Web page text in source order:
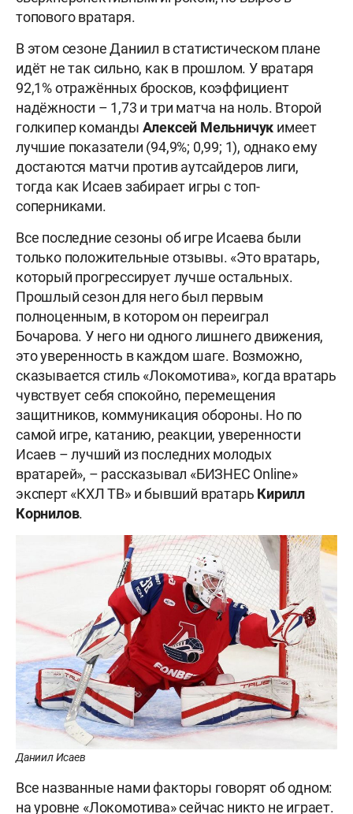
топового вратаря.
В этом сезоне Даниил в статистическом плане
идёт не так сильно, как в прошлом. У вратаря
92,1% отражённых бросков, коэффициент
надёжности – 1,73 и три матча на ноль. Второй
голкипер команды Алексей Мельничук имеет
лучшие показатели (94,9%; 0,99; 1), однако ему
достаются матчи против аутсайдеров лиги,
тогда как Исаев забирает игры с топ-
соперниками.
Все последние сезоны об игре Исаева были
только положительные отзывы. «Это вратарь,
который прогрессирует лучше остальных.
Прошлый сезон для него был первым
полноценным, в котором он переиграл
Бочарова. У него ни одного лишнего движения,
это уверенность в каждом шаге. Возможно,
сказывается стиль «Локомотива», когда вратарь
чувствует себя спокойно, перемещения
защитников, коммуникация обороны. Но по
самой игре, катанию, реакции, уверенности
Исаев – лучший из последних молодых
вратарей», – рассказывал «БИЗНЕС Online»
эксперт «КХЛ ТВ» и бывший вратарь Кирилл
Корнилов.
Даниил Исаев
Все названные нами факторы говорят об одном:
на уровне «Локомотива» сейчас никто не играет.